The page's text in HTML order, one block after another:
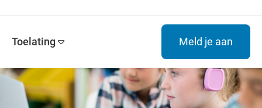
Toelating Meld je aan